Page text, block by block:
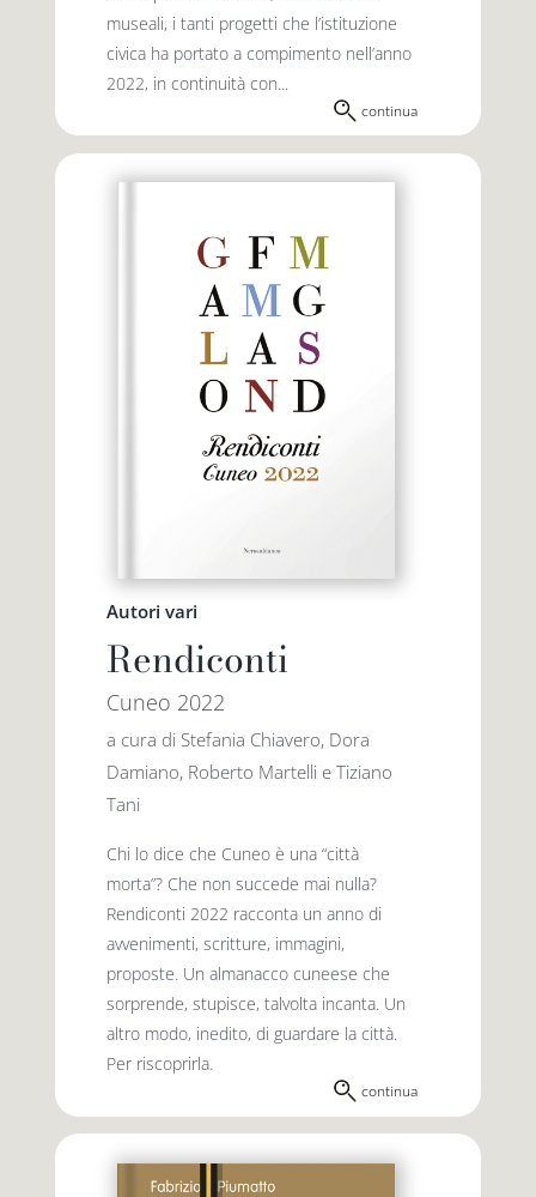
museali, i tanti progetti che l’istituzione
civica ha portato a compimento nell’anno
2022, in continuità con...
continua
Autori vari
Rendiconti
Cuneo 2022
a cura di Stefania Chiavero, Dora
Damiano, Roberto Martelli e Tiziano
Tani
Chi lo dice che Cuneo è una “città
morta”? Che non succede mai nulla?
Rendiconti 2022 racconta un anno di
avvenimenti, scritture, immagini,
proposte. Un almanacco cuneese che
sorprende, stupisce, talvolta incanta. Un
altro modo, inedito, di guardare la città.
Per riscoprirla.
continua